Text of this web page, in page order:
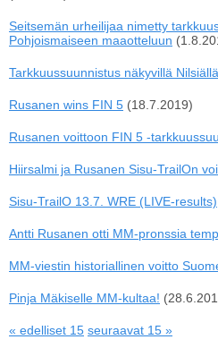
Seitsemän urheilijaa nimetty
Pohjoismaiseen maaotteluun
Tarkkuussuunnistus näkyvillä Nilsiällä
Rusanen wins FIN 5 (18.7.2019)
Rusanen voittoon FIN 5 -
Hiirsalmi ja Rusanen Sisu-TrailOn
Sisu-TrailO 13.7. WRE (LIVE-results)
Antti Rusanen otti MM-pronssia
MM-viestin historiallinen voitto
Pinja Mäkiselle MM-kultaa!
« edelliset 15 seuraavat 15 »